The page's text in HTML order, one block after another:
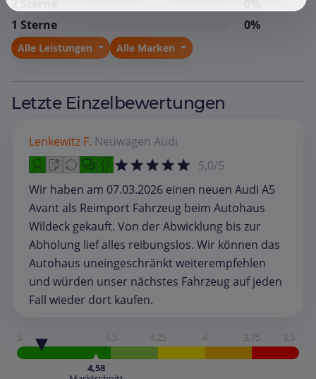
1 Sterne
0%
Alle Leistungen Alle Marken
Letzte Einzelbewertungen
Lenkewitz F. Neuwagen Audi
5,0/5
Wir haben am 07.03.2026 einen neuen Audi A5
Avant als Reimport Fahrzeug beim Autohaus
Wildeck gekauft. Von der Abwicklung bis zur
Abholung lief alles reibungslos. Wir können das
Autohaus uneingeschränkt weiterempfehlen
und würden unser nächstes Fahrzeug auf jeden
Fall wieder dort kaufen.
5 4,5 4,25 4 3,75 3,5
4,58